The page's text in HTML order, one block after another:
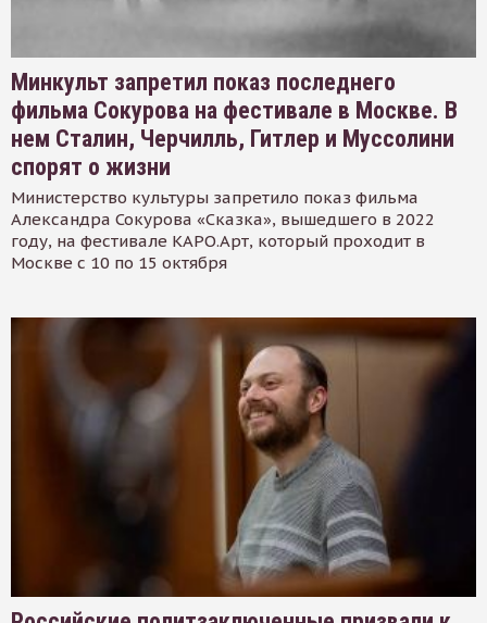
Минкульт запретил показ последнего
фильма Сокурова на фестивале в Москве. В
нем Сталин, Черчилль, Гитлер и Муссолини
спорят о жизни
Министерство культуры запретило показ фильма
Александра Сокурова «Сказка», вышедшего в 2022
году, на фестивале КАРО.Арт, который проходит в
Москве с 10 по 15 октября